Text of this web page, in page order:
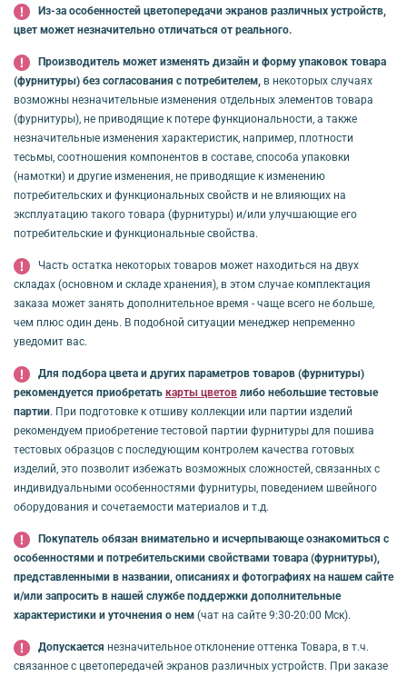
Из-за особенностей цветопередачи экранов различных устройств,
цвет может незначительно отличаться от реального.
Производитель может изменять дизайн и форму упаковок товара
(фурнитуры) без согласования с потребителем, в некоторых случаях
возможны незначительные изменения отдельных элементов товара
(фурнитуры), не приводящие к потере функциональности, а также
незначительные изменения характеристик, например, плотности
тесьмы, соотношения компонентов в составе, способа упаковки
(намотки) и другие изменения, не приводящие к изменению
потребительских и функциональных свойств и не влияющих на
эксплуатацию такого товара (фурнитуры) и/или улучшающие его
потребительские и функциональные свойства.
Часть остатка некоторых товаров может находиться на двух
складах (основном и складе хранения), в этом случае комплектация
заказа может занять дополнительное время - чаще всего не больше,
чем плюс один день. В подобной ситуации менеджер непременно
уведомит вас.
Для подбора цвета и других параметров товаров (фурнитуры)
рекомендуется приобретать карты цветов либо небольшие тестовые
партии. При подготовке к отшиву коллекции или партии изделий
рекомендуем приобретение тестовой партии фурнитуры для пошива
тестовых образцов с последующим контролем качества готовых
изделий, это позволит избежать возможных сложностей, связанных с
индивидуальными особенностями фурнитуры, поведением швейного
оборудования и сочетаемости материалов и т.д.
Покупатель обязан внимательно и исчерпывающе ознакомиться с
особенностями и потребительскими свойствами товара (фурнитуры),
представленными в названии, описаниях и фотографиях на нашем сайте
и/или запросить в нашей службе поддержки дополнительные
характеристики и уточнения о нем (чат на сайте 9:30-20:00 Мск).
Допускается незначительное отклонение оттенка Товара, в т.ч.
связанное с цветопередачей экранов различных устройств. При заказе